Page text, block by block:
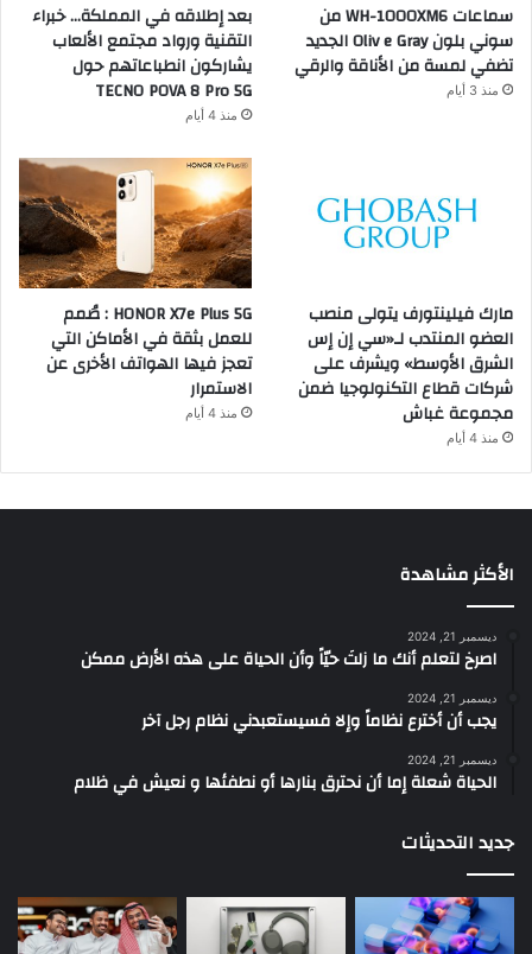
سماعات WH-1000XM6 من
سوني بلون Oliv e Gray الجديد
تضفي لمسة من الأناقة والرقي
منذ 3 أيام
بعد إطلاقه في المملكة… خبراء
التقنية ورواد مجتمع الألعاب
يشاركون انطباعاتهم حول
TECNO POVA 8 Pro 5G
منذ 4 أيام
مارك فيلينتورف يتولى منصب
العضو المنتدب لـ«سي إن إس
الشرق الأوسط» ويشرف على
شركات قطاع التكنولوجيا ضمن
مجموعة غباش
منذ 4 أيام
HONOR X7e Plus 5G : صُمم
للعمل بثقة في الأماكن التي
تعجز فيها الهواتف الأخرى عن
الاستمرار
منذ 4 أيام
الأكثر مشاهدة
ديسمبر 21, 2024
‫اصرخ لتعلم أنك ما زلتَ حيّاً وأن الحياة على هذه الأرض ممكن
ديسمبر 21, 2024
يجب أن أخترع نظاماً وإلا فسيستعبدني نظام رجل آخر
ديسمبر 21, 2024
الحياة شعلة إما أن نحترق بنارها أو نطفئها و نعيش في ظلام
جديد التحديثات